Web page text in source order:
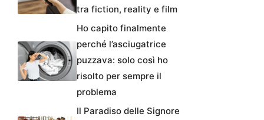
tra fiction, reality e film
Ho capito finalmente
perché l’asciugatrice
puzzava: solo così ho
risolto per sempre il
problema
Il Paradiso delle Signore